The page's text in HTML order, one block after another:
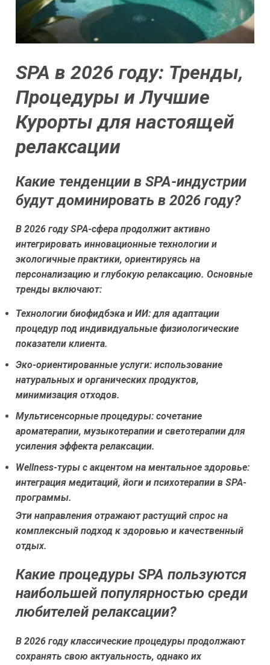
SPA в 2026 году: Тренды,
Процедуры и Лучшие
Курорты для настоящей
релаксации
Какие тенденции в SPA-индустрии
будут доминировать в 2026 году?
В 2026 году SPA-сфера продолжит активно
интегрировать инновационные технологии и
экологичные практики, ориентируясь на
персонализацию и глубокую релаксацию. Основные
тренды включают:
Технологии биофидбэка и ИИ:для адаптации
процедур под индивидуальные физиологические
показатели клиента.
Эко-ориентированные услуги: использование
натуральных и органических продуктов,
минимизация отходов.
Мультисенсорные процедуры: сочетание
ароматерапии, музыкотерапии и светотерапии для
усиления эффекта релаксации.
Wellness-туры с акцентом на ментальное здоровье:
интеграция медитаций, йоги и психотерапии в SPA-
программы.
Эти направления отражают растущий спрос на
комплексный подход к здоровью и качественный
отдых.
Какие процедуры SPA пользуются
наибольшей популярностью среди
любителей релаксации?
В 2026 году классические процедуры продолжают
сохранять свою актуальность, однако их